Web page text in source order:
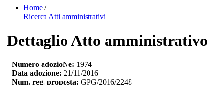
Home /
Ricerca Atti amministrativi
Dettaglio Atto amministrativo
Numero adozioNe: 1974
Data adozione: 21/11/2016
Num. reg. proposta: GPG/2016/2248